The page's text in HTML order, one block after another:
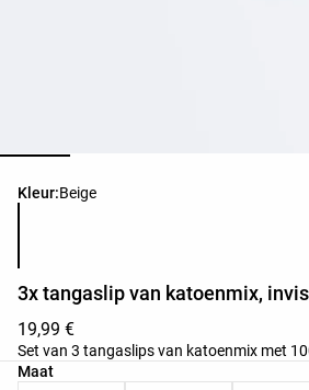
Kleur:Beige
Lijst met productkleuren
3x tangaslip van katoenmix,
19,99 €
Set van 3 tangaslips van katoenmix met
Maat
Lijst met productmaten